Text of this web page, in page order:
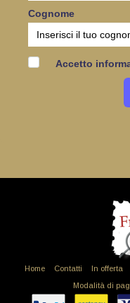
Cognome
Accetto
Home Contatti In offerta
Modalità di